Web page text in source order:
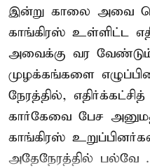
இன்று காலை அவை
காங்கிரஸ் உள்ளிட்ட
அவைக்கு வர
முழக்கங்களை
நேரத்தில்,
கார்கேவை பேச
காங்கிரஸ்
அதேநேரத்தில் பல்வே